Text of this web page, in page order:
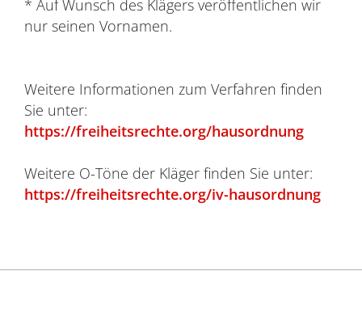
* Auf Wunsch des Klägers veröffentlichen wir
nur seinen Vornamen.
Weitere Informationen zum Verfahren finden
Sie unter:
https://freiheitsrechte.org/hausordnung
Weitere O-Töne der Kläger finden Sie unter:
https://freiheitsrechte.org/iv-hausordnung